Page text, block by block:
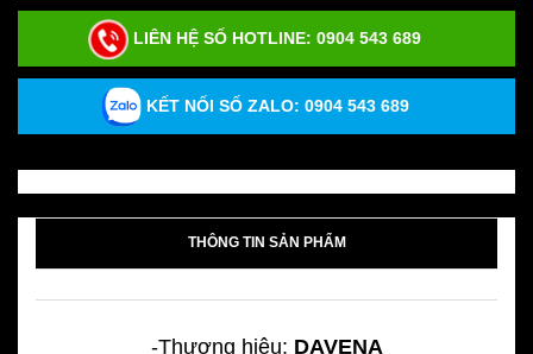
LIÊN HỆ SỐ HOTLINE: 0904 543 689
KẾT NỐI SỐ ZALO: 0904 543 689
THÔNG TIN SẢN PHẨM
-Thương hiệu: DAVENA